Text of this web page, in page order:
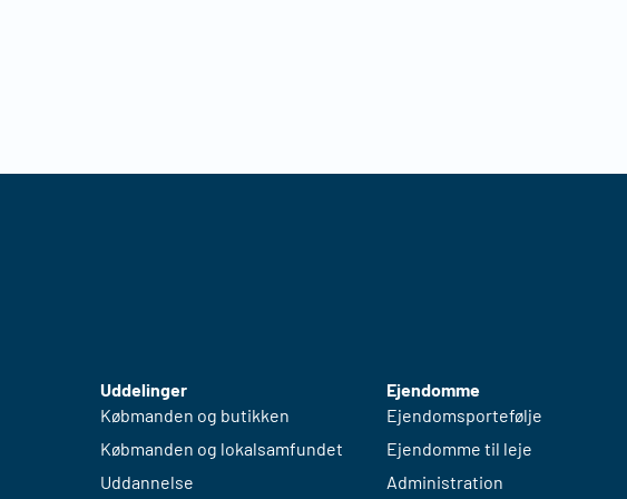
Uddelinger
Købmanden og butikken
Købmanden og lokalsamfundet
Uddannelse
Ejendomme
Ejendomsportefølje
Ejendomme til leje
Administration